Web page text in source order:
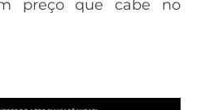
preço que cabe no